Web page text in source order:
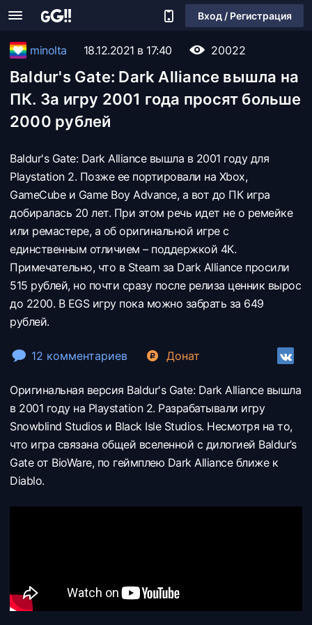
Вход / Регистрация
minolta 18.12.2021 в 17:40 20022
Baldur's Gate: Dark Alliance вышла на
ПК. За игру 2001 года просят больше
2000 рублей
Baldur's Gate: Dark Alliance вышла в 2001 году для
Playstation 2. Позже ее портировали на Xbox,
GameCube и Game Boy Advance, а вот до ПК игра
добиралась 20 лет. При этом речь идет не о ремейке
или ремастере, а об оригинальной игре с
единственным отличием – поддержкой 4К.
Примечательно, что в Steam за Dark Alliance проcили
515 рублей, но почти сразу после релиза ценник вырос
до 2200. В EGS игру пока можно забрать за 649
рублей.
12 комментариев Донат
Оригинальная версия Baldur's Gate: Dark Alliance вышла
в 2001 году на Playstation 2. Разрабатывали игру
Snowblind Studios и Black Isle Studios. Несмотря на то,
что игра связана общей вселенной с дилогией Baldur’s
Gate от BioWare, по геймплею Dark Alliance ближе к
Diablo.